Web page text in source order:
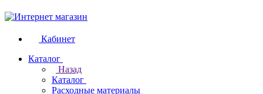
Кабинет
Каталог
Назад
Каталог
Расходные материалы